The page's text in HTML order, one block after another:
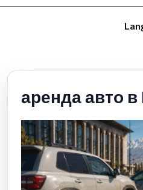
аренда авто